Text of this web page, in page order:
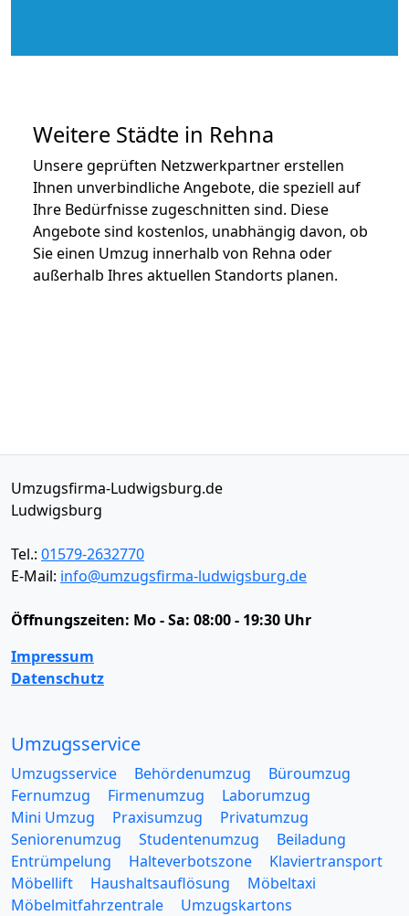
Weitere Städte in Rehna
Unsere geprüften Netzwerkpartner erstellen
Ihnen unverbindliche Angebote, die speziell auf
Ihre Bedürfnisse zugeschnitten sind. Diese
Angebote sind kostenlos, unabhängig davon, ob
Sie einen Umzug innerhalb von Rehna oder
außerhalb Ihres aktuellen Standorts planen.
Umzugsfirma-Ludwigsburg.de
Ludwigsburg
Tel.: 01579-2632770
E-Mail: info@umzugsfirma-ludwigsburg.de
Öffnungszeiten: Mo - Sa: 08:00 - 19:30 Uhr
Impressum
Datenschutz
Umzugsservice
Umzugsservice Behördenumzug
Büroumzug
Fernumzug
Firmenumzug
Laborumzug
Mini Umzug
Praxisumzug
Privatumzug
Seniorenumzug
Studentenumzug
Beiladung
Entrümpelung
Halteverbotszone
Klaviertransport
Möbellift
Haushaltsauflösung
Möbeltaxi
Möbelmitfahrzentrale
Umzugskartons